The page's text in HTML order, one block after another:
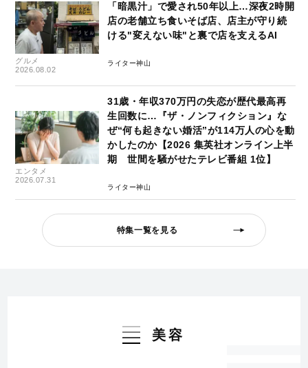
グルメ
2026.08.02
「暗黒汁」で愛され50年以上…深夜2時開
店の老舗立ち食いそば店、店主が守り続
ける"変えない味"と裏で店を支えるAI
ライター神山
エンタメ
2026.07.31
31歳・年収370万円の失恋が歴代最高再
生回数に…『ザ・ノンフィクション』な
ぜ“何も起きない婚活”が114万人の心を動
かしたのか【2026 集英社オンライン上半
期 世間を騒がせたテレビ番組 1位】
ライター神山
特集一覧を見る
美容